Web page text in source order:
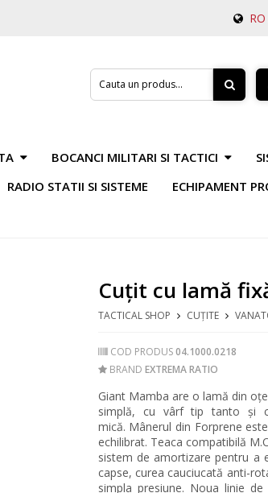
RO
BOCANCI MILITARI SI TACTICI
RADIO STATII SI SISTEME ECHIPAMENT
Cuțit cu lamă
TACTICAL SHOP CUȚITE
COD PRODUS04.1000.0218
BRAND EXTREMA RATIO
Giant Mamba are o lamă din
simplă, cu vârf tip tanto și
mică. Mânerul din Forprene
echilibrat. Teaca compatibilă
sistem de amortizare pentru a
capse, curea cauciucată anti-
simpla presiune. Noua linie